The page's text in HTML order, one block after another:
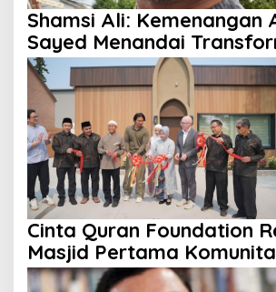
Shamsi Ali: Kemenangan
Sayed Menandai
Politik Amerika
Cinta Quran Foundation
Masjid Pertama
Indonesia di Kanada